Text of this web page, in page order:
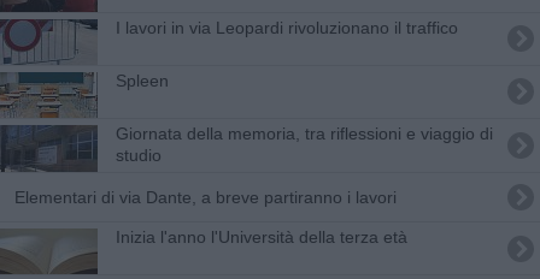
I lavori in via Leopardi rivoluzionano il traffico
Spleen
Giornata della memoria, tra riflessioni e viaggio di
studio
Elementari di via Dante, a breve partiranno i lavori
Inizia l'anno l'Università della terza età